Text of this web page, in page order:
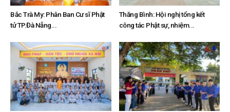
Bắc Trà My: Phân Ban Cư sĩ Phật
tử TP.Đà Nẵng...
Thăng Bình: Hội nghị tổng kết
công tác Phật sự, nhiệm...